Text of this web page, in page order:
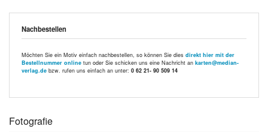
Nachbestellen
Möchten Sie ein Motiv einfach nachbestellen, so können Sie dies direkt hier mit der
Bestellnummer online tun oder Sie schicken uns eine Nachricht an karten@median-
verlag.de bzw. rufen uns einfach an unter: 0 62 21- 90 509 14
Fotografie